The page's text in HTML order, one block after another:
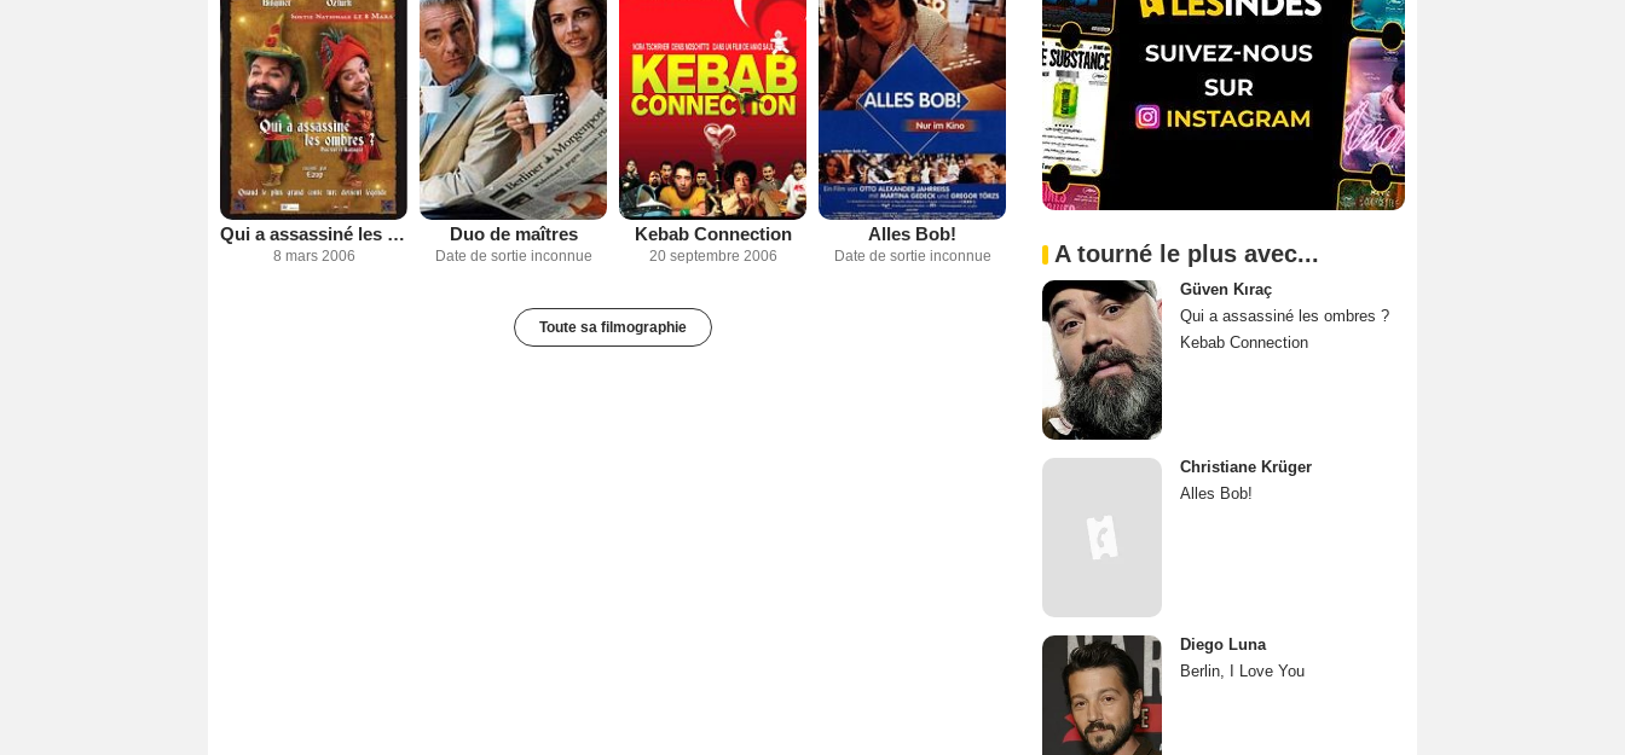
Qui a assassiné les ombres ?
8 mars 2006
Duo de maîtres
Date de sortie inconnue
Kebab Connection
20 septembre 2006
Alles Bob!
Date de sortie inconnue
Toute sa filmographie
A tourné le plus avec...
Güven Kıraç
Qui a assassiné les ombres ?
Kebab Connection
Christiane Krüger
Alles Bob!
Diego Luna
Berlin, I Love You